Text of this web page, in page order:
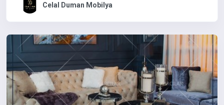
Celal Duman Mobilya